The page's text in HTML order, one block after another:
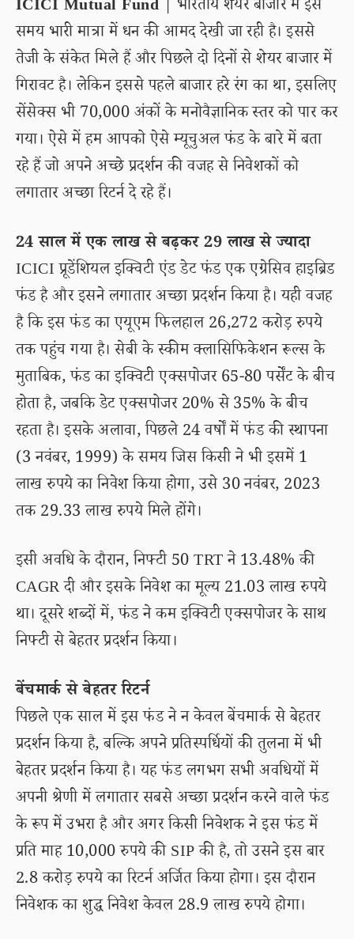
ICICI Mutual Fund | भारतीय शेयर बाजार में इस
समय भारी मात्रा में धन की आमद देखी जा रही है। इससे
तेजी के संकेत मिले हैं और पिछले दो दिनों से शेयर बाजार में
गिरावट है। लेकिन इससे पहले बाजार हरे रंग का था, इसलिए
सेंसेक्स भी 70,000 अंकों के मनोवैज्ञानिक स्तर को पार कर
गया। ऐसे में हम आपको ऐसे म्यूचुअल फंड के बारे में बता
रहे हैं जो अपने अच्छे प्रदर्शन की वजह से निवेशकों को
लगातार अच्छा रिटर्न दे रहे हैं।
24 साल में एक लाख से बढ़कर 29 लाख से ज्यादा
ICICI प्रूडेंशियल इक्विटी एंड डेट फंड एक एग्रेसिव हाइब्रिड
फंड है और इसने लगातार अच्छा प्रदर्शन किया है। यही वजह
है कि इस फंड का एयूएम फिलहाल 26,272 करोड़ रुपये
तक पहुंच गया है। सेबी के स्कीम क्लासिफिकेशन रूल्स के
मुताबिक, फंड का इक्विटी एक्सपोजर 65-80 पर्सेंट के बीच
होता है, जबकि डेट एक्सपोजर 20% से 35% के बीच
रहता है। इसके अलावा, पिछले 24 वर्षों में फंड की स्थापना
(3 नवंबर, 1999) के समय जिस किसी ने भी इसमें 1
लाख रुपये का निवेश किया होगा, उसे 30 नवंबर, 2023
तक 29.33 लाख रुपये मिले होंगे।
इसी अवधि के दौरान, निफ्टी 50 TRT ने 13.48% की
CAGR दी और इसके निवेश का मूल्य 21.03 लाख रुपये
था। दूसरे शब्दों में, फंड ने कम इक्विटी एक्सपोजर के साथ
निफ्टी से बेहतर प्रदर्शन किया।
बेंचमार्क से बेहतर रिटर्न
पिछले एक साल में इस फंड ने न केवल बेंचमार्क से बेहतर
प्रदर्शन किया है, बल्कि अपने प्रतिस्पर्धियों की तुलना में भी
बेहतर प्रदर्शन किया है। यह फंड लगभग सभी अवधियों में
अपनी श्रेणी में लगातार सबसे अच्छा प्रदर्शन करने वाले फंड
के रूप में उभरा है और अगर किसी निवेशक ने इस फंड में
प्रति माह 10,000 रुपये की SIP की है, तो उसने इस बार
2.8 करोड़ रुपये का रिटर्न अर्जित किया होगा। इस दौरान
निवेशक का शुद्ध निवेश केवल 28.9 लाख रुपये होगा।